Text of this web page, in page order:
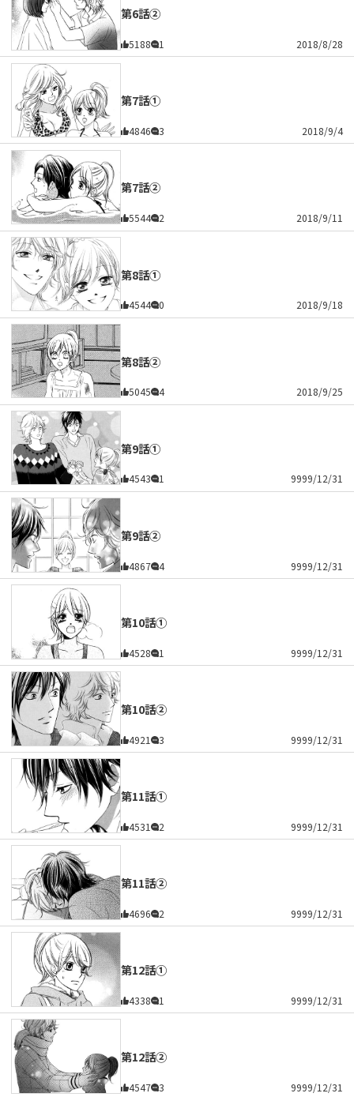
第6話②
5188 1 2018/8/28
第7話①
4846 3 2018/9/4
第7話②
5544 2 2018/9/11
第8話①
4544 0 2018/9/18
第8話②
5045 4 2018/9/25
第9話①
4543 1 9999/12/31
第9話②
4867 4 9999/12/31
第10話①
4528 1 9999/12/31
第10話②
4921 3 9999/12/31
第11話①
4531 2 9999/12/31
第11話②
4696 2 9999/12/31
第12話①
4338 1 9999/12/31
第12話②
4547 3 9999/12/31